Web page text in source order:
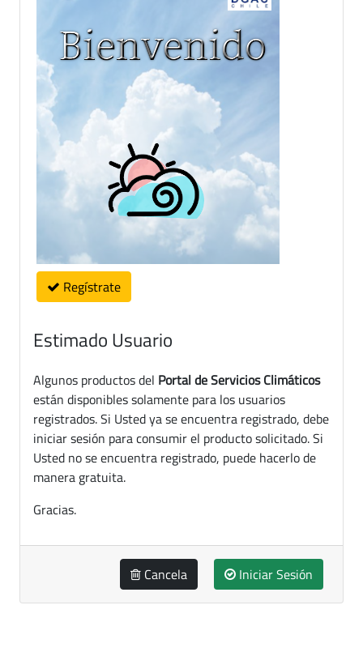
Regístrate
Estimado Usuario
Algunos productos del Portal de Servicios Climáticos
están disponibles solamente para los usuarios
registrados. Si Usted ya se encuentra registrado, debe
iniciar sesión para consumir el producto solicitado. Si
Usted no se encuentra registrado, puede hacerlo de
manera gratuita.
Gracias.
Cancela Iniciar Sesión